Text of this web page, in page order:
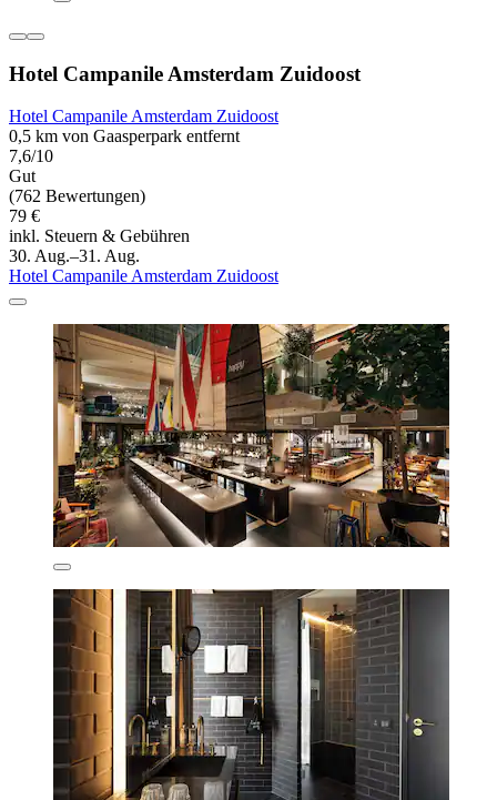
Hotel Campanile Amsterdam Zuidoost
Hotel Campanile Amsterdam Zuidoost
0,5 km von Gaasperpark entfernt
7,6/10
Gut
(762 Bewertungen)
79 €
inkl. Steuern & Gebühren
30. Aug.–31. Aug.
Hotel Campanile Amsterdam Zuidoost